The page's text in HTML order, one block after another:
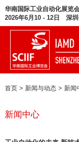
华南国际工业自动化展览
2026年6月10 - 12日 深圳
首页 > 新闻与动态 > 新闻
新闻中心